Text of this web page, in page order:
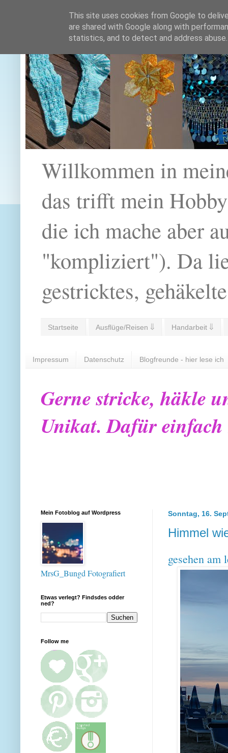
Willkommen in
das trifft mein
die ich mache aber
"kompliziert"). Da
gestricktes,
Startseite Ausflüge/Reisen ⇓ Handarbeit ⇓
Impressum Datenschutz Blogfreunde - hier lese ich
Gerne stricke, häkle
Unikat. Dafür
Sonntag, 16.
Himmel
gesehen am
Mein Fotoblog auf Wordpress
MrsG_Bungd Fotografiert
Etwas verlegt? Findsdes odder
ned?
Follow me
This site uses cookies from Google to
are shared with Google along with
statistics, and to detect and address abuse.